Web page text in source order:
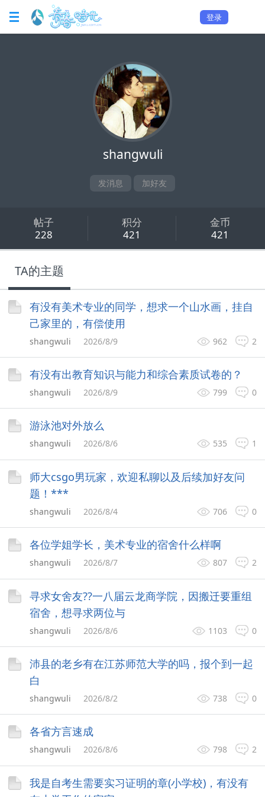
登录
shangwuli
发消息 加好友
帖子
228
积分
421
金币
421
TA的主题
有没有美术专业的同学，想求一个山水画，挂自
己家里的，有偿使用
2
962
shangwuli 2026/8/9
有没有出教育知识与能力和综合素质试卷的？
0
799
shangwuli 2026/8/9
游泳池对外放么
1
535
shangwuli 2026/8/6
师大csgo男玩家，欢迎私聊以及后续加好友问
题！***
0
706
shangwuli 2026/8/4
各位学姐学长，美术专业的宿舍什么样啊
2
807
shangwuli 2026/8/7
寻求女舍友??一八届云龙商学院，因搬迁要重组
宿舍，想寻求两位与
0
1103
shangwuli 2026/8/6
沛县的老乡有在江苏师范大学的吗，报个到一起
白
0
738
shangwuli 2026/8/2
各省方言速成
2
798
shangwuli 2026/8/6
我是自考生需要实习证明的章(小学校)，有没有